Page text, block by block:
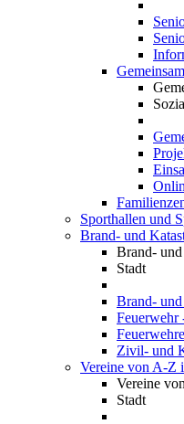
Sporthallen und
Brand- und
Brand-
Stadt
Brand-
Feuerwehr
Zivil- und
Vereine von A-Z
Vereine
Stadt